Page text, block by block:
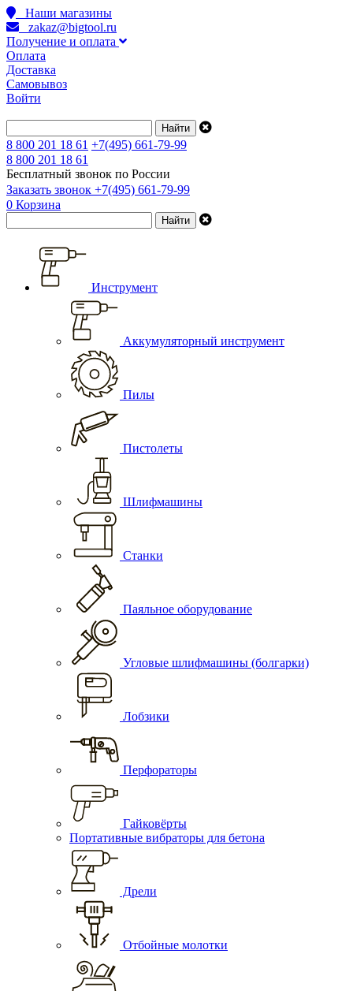
Наши магазины
zakaz@bigtool.ru
Получение и оплата
Оплата
Доставка
Самовывоз
Войти
8 800 201 18 61 +7(495) 661-79-99
8 800 201 18 61
Бесплатный звонок по России
Заказать звонок +7(495) 661-79-99
0 Корзина
Инструмент
Аккумуляторный инструмент
Пилы
Пистолеты
Шлифмашины
Станки
Паяльное оборудование
Угловые шлифмашины (болгарки)
Лобзики
Перфораторы
Гайковёрты
Портативные вибраторы для бетона
Дрели
Отбойные молотки